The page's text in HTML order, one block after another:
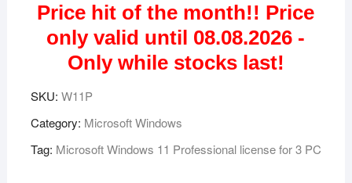
Price hit of the month!! Price
only valid until 08.08.2026 -
Only while stocks last!
SKU: W11P
Category: Microsoft Windows
Tag: Microsoft Windows 11 Professional license for 3 PC